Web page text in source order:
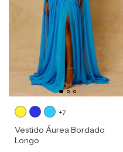
+7
Vestido Áurea Bordado
Longo